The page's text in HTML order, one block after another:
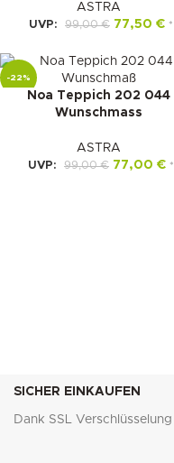
ASTRA
UVP: 99,00€ 77,50 € *
-22%
Noa Teppich 202 044
Wunschmass
ASTRA
UVP: 99,00€ 77,00 € *
SICHER EINKAUFEN
Dank SSL Verschlüsselung